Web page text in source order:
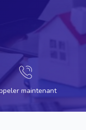
maintenant